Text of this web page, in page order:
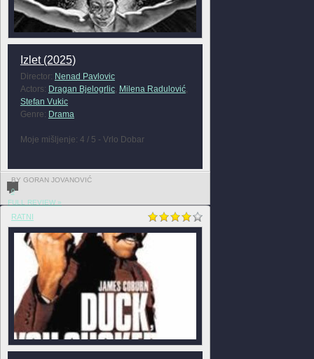
Izlet (2025)
Director: Nenad Pavlovic
Actors: Dragan Bjelogrlic, Milena Radulović,
Stefan Vukic
Genre: Drama
Moje mišljenje: 4 / 5 - Vrlo Dobar
BY GORAN JOVANOVIĆ
0
FULL REVIEW »
RATNI